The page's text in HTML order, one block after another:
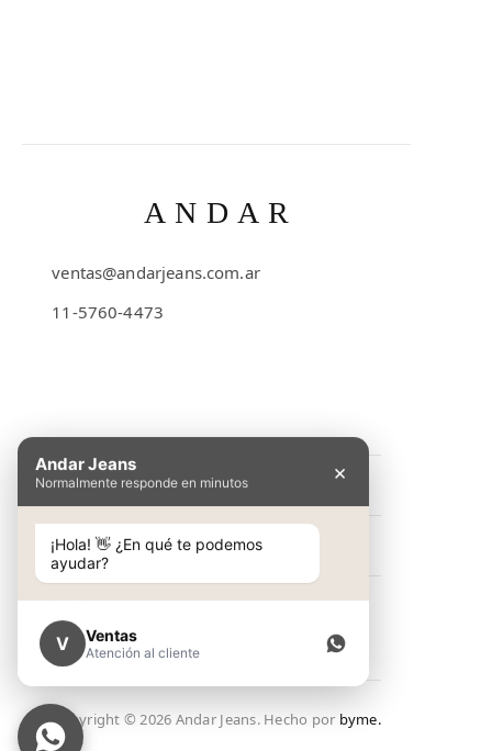
ANDAR
ventas@andarjeans.com.ar
11-5760-4473
INFORMACIÓN
Preguntas Frecuentes
NOSOTROS
Conocé Andar Jeans
Política de Privacidad
Ver colección
NEW IN
Lookbook
Copyright ©2026 Andar Jeans. Hecho por byme.
Andar Jeans
Normalmente responde en minutos ×
¡Hola! 👋 ¿En qué te podemos
ayudar?
V Ventas
Atención al cliente